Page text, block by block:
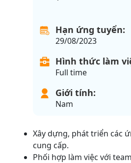
Hạn ứng tuyển:
29/08/2023
Hình thức làm
Full time
Giới tính:
Nam
Xây dựng, phát triển các
cung cấp.
Phối hợp làm việc với